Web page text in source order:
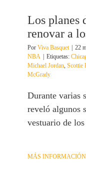
Los planes
renovar a
Por Viva Basquet | 22
NBA | Etiquetas:
Michael Jordan Scottie
McGrady
Durante varias
reveló algunos
vestuario de
MÁS INFORMACIÓN